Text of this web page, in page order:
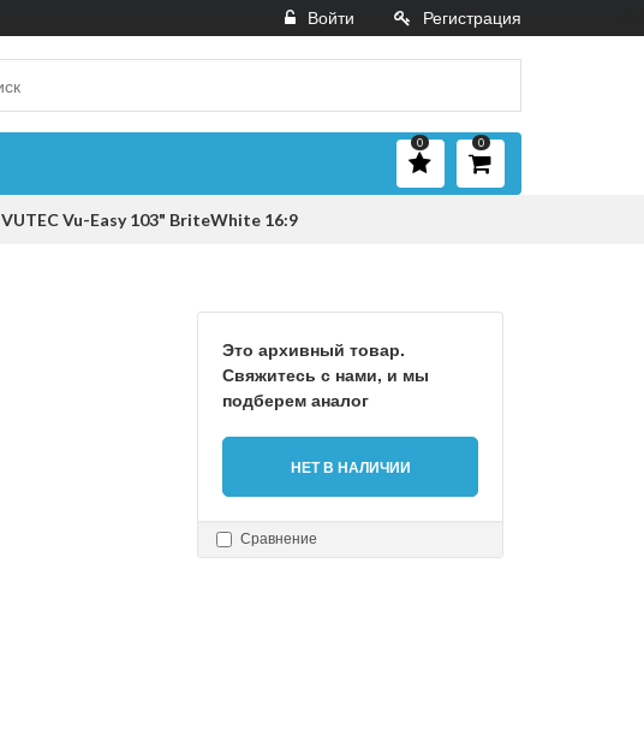
Войти Регистрация
0
0
VUTEC Vu-Easy 103" BriteWhite 16:9
Это архивный товар.
Свяжитесь с нами, и мы
подберем аналог
НЕТ В НАЛИЧИИ
Сравнение